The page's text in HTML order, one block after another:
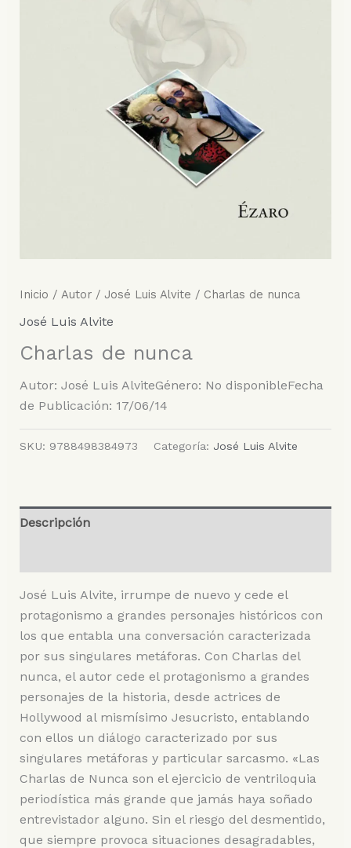
Inicio / Autor/ José Luis Alvite / Charlas de nunca
José Luis Alvite
Charlas de nunca
Autor: José Luis AlviteGénero: No disponibleFecha
de Publicación: 17/06/14
SKU: 9788498384973 Categoría: José Luis Alvite
Descripción
José Luis Alvite, irrumpe de nuevo y cede el
protagonismo a grandes personajes históricos con
los que entabla una conversación caracterizada
por sus singulares metáforas. Con Charlas del
nunca, el autor cede el protagonismo a grandes
personajes de la historia, desde actrices de
Hollywood al mismísimo Jesucristo, entablando
con ellos un diálogo caracterizado por sus
singulares metáforas y particular sarcasmo. «Las
Charlas de Nunca son el ejercicio de ventriloquia
periodística más grande que jamás haya soñado
entrevistador alguno. Sin el riesgo del desmentido,
que siempre provoca situaciones desagradables,